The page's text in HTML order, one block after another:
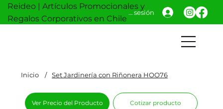
Reideo | Artículos Promocionales y
Regalos Corporativos en Chile
Iniciar sesión
Inicio / Set Jardinería con Riñonera HOO76
Ver Precio del Producto Cotizar producto